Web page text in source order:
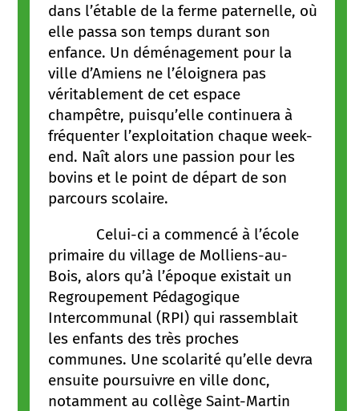
dans l’étable de la ferme paternelle, où
elle passa son temps durant son
enfance. Un déménagement pour la
ville d’Amiens ne l’éloignera pas
véritablement de cet espace
champêtre, puisqu’elle continuera à
fréquenter l’exploitation chaque week-
end. Naît alors une passion pour les
bovins et le point de départ de son
parcours scolaire.
Celui-ci a commencé à l’école
primaire du village de Molliens-au-
Bois, alors qu’à l’époque existait un
Regroupement Pédagogique
Intercommunal (RPI) qui rassemblait
les enfants des très proches
communes. Une scolarité qu’elle devra
ensuite poursuivre en ville donc,
notamment au collège Saint-Martin